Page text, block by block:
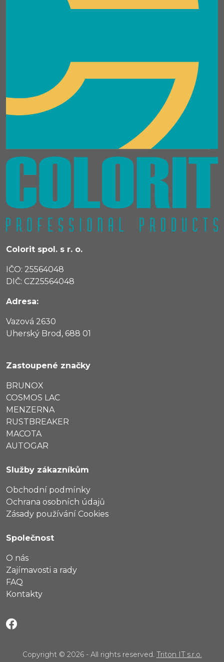
Colorit spol. s r. o.
IČO: 25564048
DIČ: CZ25564048
Adresa:
Vazová 2630
Uherský Brod, 688 01
Zastoupené značky
BRUNOX
COSMOS LAC
MENZERNA
RUSTBREAKER
MACOTA
AUTOGAR
Služby zákazníkům
Obchodní podmínky
Ochrana osobních údajů
Zásady používání Cookies
Společnost
O nás
Zajímavosti a rady
FAQ
Kontakty
Copyright © 2026 - All rights reserved. Triton IT s.r.o.